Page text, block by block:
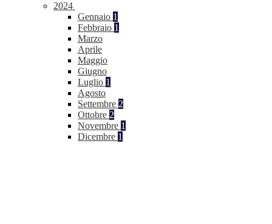
2024
Gennaio 1
Febbraio 1
Marzo
Aprile
Maggio
Giugno
Luglio 1
Agosto
Settembre 2
Ottobre 2
Novembre 1
Dicembre 1